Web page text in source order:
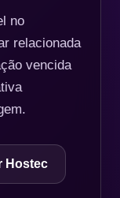
no
relacionada
vencida
Hostec